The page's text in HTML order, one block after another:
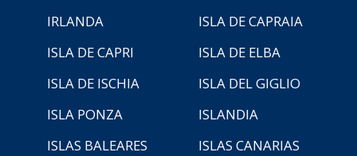
IRLANDA
ISLA DE CAPRAIA
ISLA DE CAPRI
ISLA DE ELBA
ISLA DE ISCHIA
ISLA DEL GIGLIO
ISLA PONZA
ISLANDIA
ISLAS BALEARES
ISLAS CANARIAS